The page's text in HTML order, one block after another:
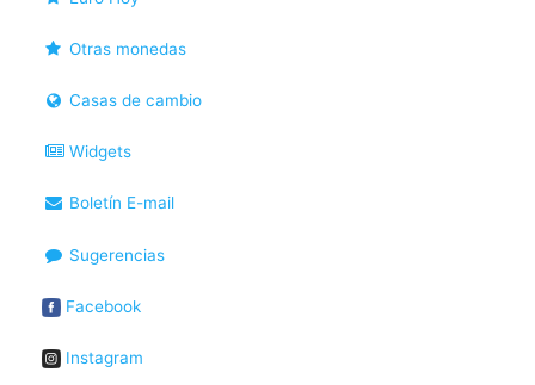
Otras monedas
Casas de cambio
Widgets
Boletín E-mail
Sugerencias
Facebook
Instagram